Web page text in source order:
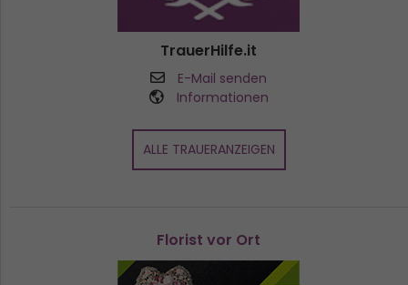
TrauerHilfe.it
E-Mail senden
Informationen
ALLE TRAUERANZEIGEN
Florist vor Ort